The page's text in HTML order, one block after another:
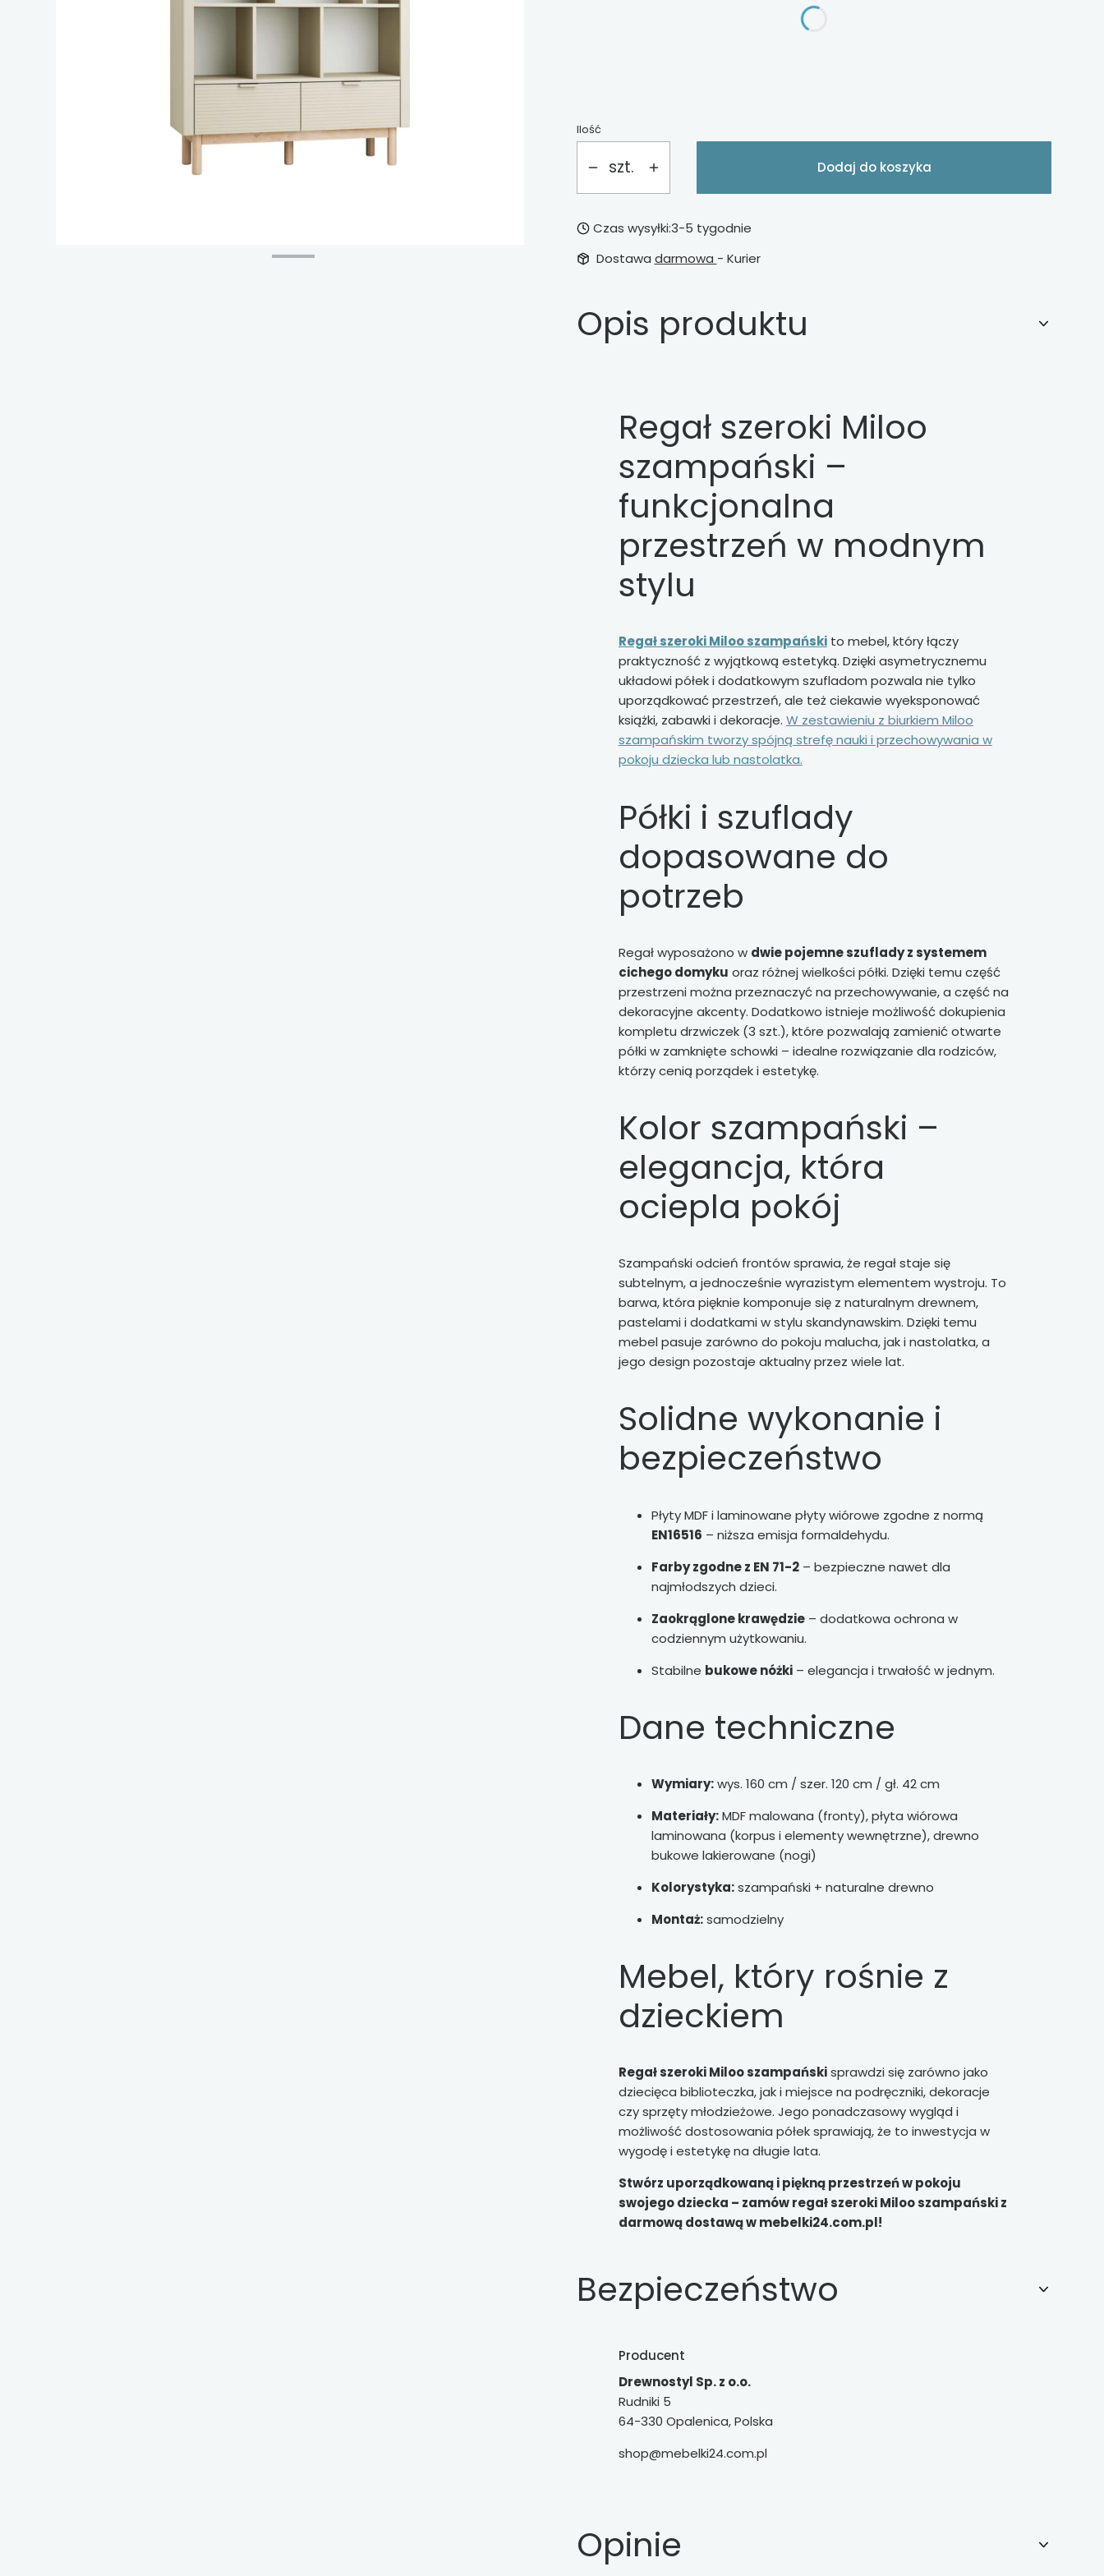
dodatkowe drzwi do regału (3 szt.)
Ilość
szt. Dodaj do koszyka
Czas wysyłki:3-5 tygodnie
Dostawa darmowa - Kurier
Opis produktu
Regał szeroki Miloo
szampański –
funkcjonalna
przestrzeń w modnym
stylu
Regał szeroki Miloo szampańskito mebel, który łączy
praktyczność z wyjątkową estetyką. Dzięki asymetrycznemu
układowi półek i dodatkowym szufladom pozwala nie tylko
uporządkować przestrzeń, ale też ciekawie wyeksponować
książki, zabawki i dekoracje. W zestawieniu z biurkiem Miloo
szampańskim tworzy spójną strefę nauki i przechowywania w
pokoju dziecka lub nastolatka.
Półki i szuflady
dopasowane do
potrzeb
Regał wyposażono w dwie pojemne szuflady z systemem
cichego domyku oraz różnej wielkości półki. Dzięki temu część
przestrzeni można przeznaczyć na przechowywanie, a część na
dekoracyjne akcenty. Dodatkowo istnieje możliwość dokupienia
kompletu drzwiczek (3 szt.), które pozwalają zamienić otwarte
półki w zamknięte schowki – idealne rozwiązanie dla rodziców,
którzy cenią porządek i estetykę.
Kolor szampański –
elegancja, która
ociepla pokój
Szampański odcień frontów sprawia, że regał staje się
subtelnym, a jednocześnie wyrazistym elementem wystroju. To
barwa, która pięknie komponuje się z naturalnym drewnem,
pastelami i dodatkami w stylu skandynawskim. Dzięki temu
mebel pasuje zarówno do pokoju malucha, jak i nastolatka, a
jego design pozostaje aktualny przez wiele lat.
Solidne wykonanie i
bezpieczeństwo
Płyty MDF i laminowane płyty wiórowe zgodne z normą
EN16516 – niższa emisja formaldehydu.
Farby zgodne z EN 71-2– bezpieczne nawet dla
najmłodszych dzieci.
Zaokrąglone krawędzie– dodatkowa ochrona w
codziennym użytkowaniu.
Stabilne bukowe nóżki– elegancja i trwałość w jednym.
Dane techniczne
Wymiary:wys. 160 cm / szer. 120 cm / gł. 42 cm
Materiały:MDF malowana (fronty), płyta wiórowa
laminowana (korpus i elementy wewnętrzne), drewno
bukowe lakierowane (nogi)
Kolorystyka:szampański + naturalne drewno
Montaż:samodzielny
Mebel, który rośnie z
dzieckiem
Regał szeroki Miloo szampańskisprawdzi się zarówno jako
dziecięca biblioteczka, jak i miejsce na podręczniki, dekoracje
czy sprzęty młodzieżowe. Jego ponadczasowy wygląd i
możliwość dostosowania półek sprawiają, że to inwestycja w
wygodę i estetykę na długie lata.
Stwórz uporządkowaną i piękną przestrzeń w pokoju
swojego dziecka – zamów regał szeroki Miloo szampański z
darmową dostawą w mebelki24.com.pl!
Bezpieczeństwo
Producent
Drewnostyl Sp. z o.o.
Rudniki 5
64-330 Opalenica, Polska
shop@mebelki24.com.pl
Opinie